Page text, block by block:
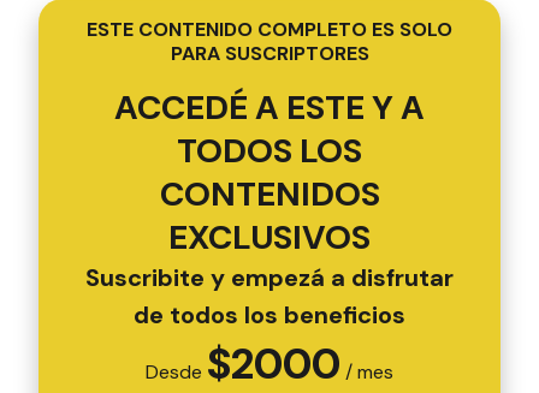
ESTE CONTENIDO COMPLETO ES SOLO
PARA SUSCRIPTORES
ACCEDÉ A ESTE Y A
TODOS LOS
CONTENIDOS
EXCLUSIVOS
Suscribite y empezá a disfrutar
de todos los beneficios
Desde $2000 / mes